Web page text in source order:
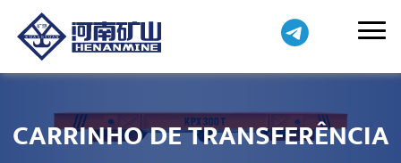
CARRINHO DE TRANSFERÊNCIA